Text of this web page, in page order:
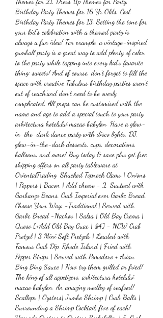
Birthday Party Themes for 16 Yr Olds, Cool
Birthday Party Themes for 13. Setting the tone for
your kid's celebration with a themed party is
always a fun idea! For example, a vintage-inspired
gumball party is a great way to add plenty of color
to the party while tapping into every kid's favorite
thing: sweets! And of course, don't forget to fill the
space with creative Fabulous birthday parties aren't
out of reach'and don't need to be overly
complicated. All props can be customised with the
name and age to add a special touch to your party,
arhitectura hotelului macao babylon. Have a glow-
in-the-dark dance party with disco lights, DJ,
glow-in-the-dark desserts, cups, decorations,
balloons, and more! Buy today & save plus get free
shipping offers on all party tableware at
OrientalTrading. Shucked Topneck Clams | Onions
| Peppers | Bacon | Add cheese - 2. Sauteed with
Garbanzo Beans. Crab Imperial over Garlic Bread.
Choose Your Way: -Traditional | Served with
Garlic Bread -Nachos | Salsa | Old Bay Crema |
Queso [+Add Old Bay Guac | $4] - NEW Crab
Pretzel | 3 Mini Soft Pretzels | Loaded with
Famous Crab Dip. Rhode Island | Fried with
Pepper Strips | Served with Pomodoro + Asian
Bing Bing Sauce | Now try them grilled or fried!
The king of all appetizers, arhitectura hotelului
macao babylon. An amazing medley of seafood!
Scallops | Oysters| Jumbo Shrimp | Crab Balls |
Surrounding a Shrimp Cocktail; five of each!